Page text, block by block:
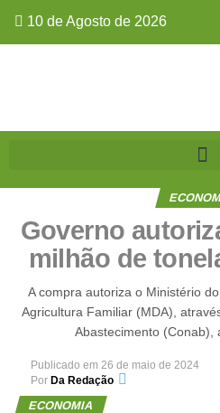
10 de Agosto de 2026
Governo
milhão de
A compra autoriza o Ministério
Agricultura Familiar (MDA),
Abastecimento (Conab),
Publicado em 26 de maio de 2024
Por Da Redação
ECONOMIA